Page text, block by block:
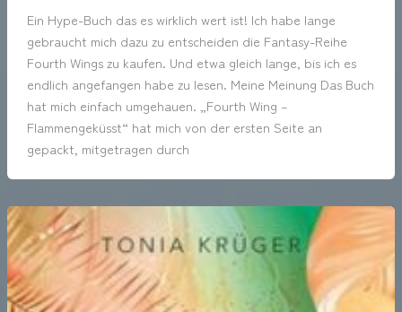
Ein Hype-Buch das es wirklich wert ist! Ich habe lange
gebraucht mich dazu zu entscheiden die Fantasy-Reihe
Fourth Wings zu kaufen. Und etwa gleich lange, bis ich es
endlich angefangen habe zu lesen. Meine Meinung Das Buch
hat mich einfach umgehauen. „Fourth Wing –
Flammengeküsst“ hat mich von der ersten Seite an
gepackt, mitgetragen durch